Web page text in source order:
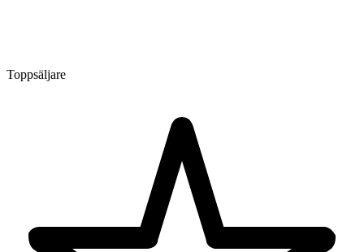
Toppsäljare